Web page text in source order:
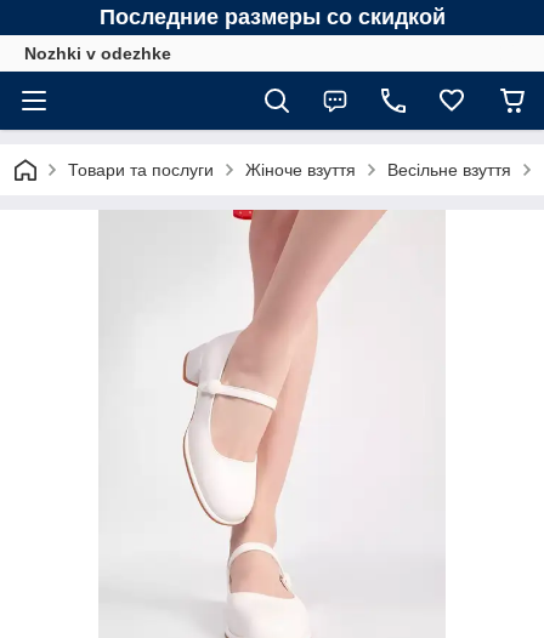
Последние размеры со скидкой
Nozhki v odezhke
Товари та послуги Жіноче взуття Весільне взуття